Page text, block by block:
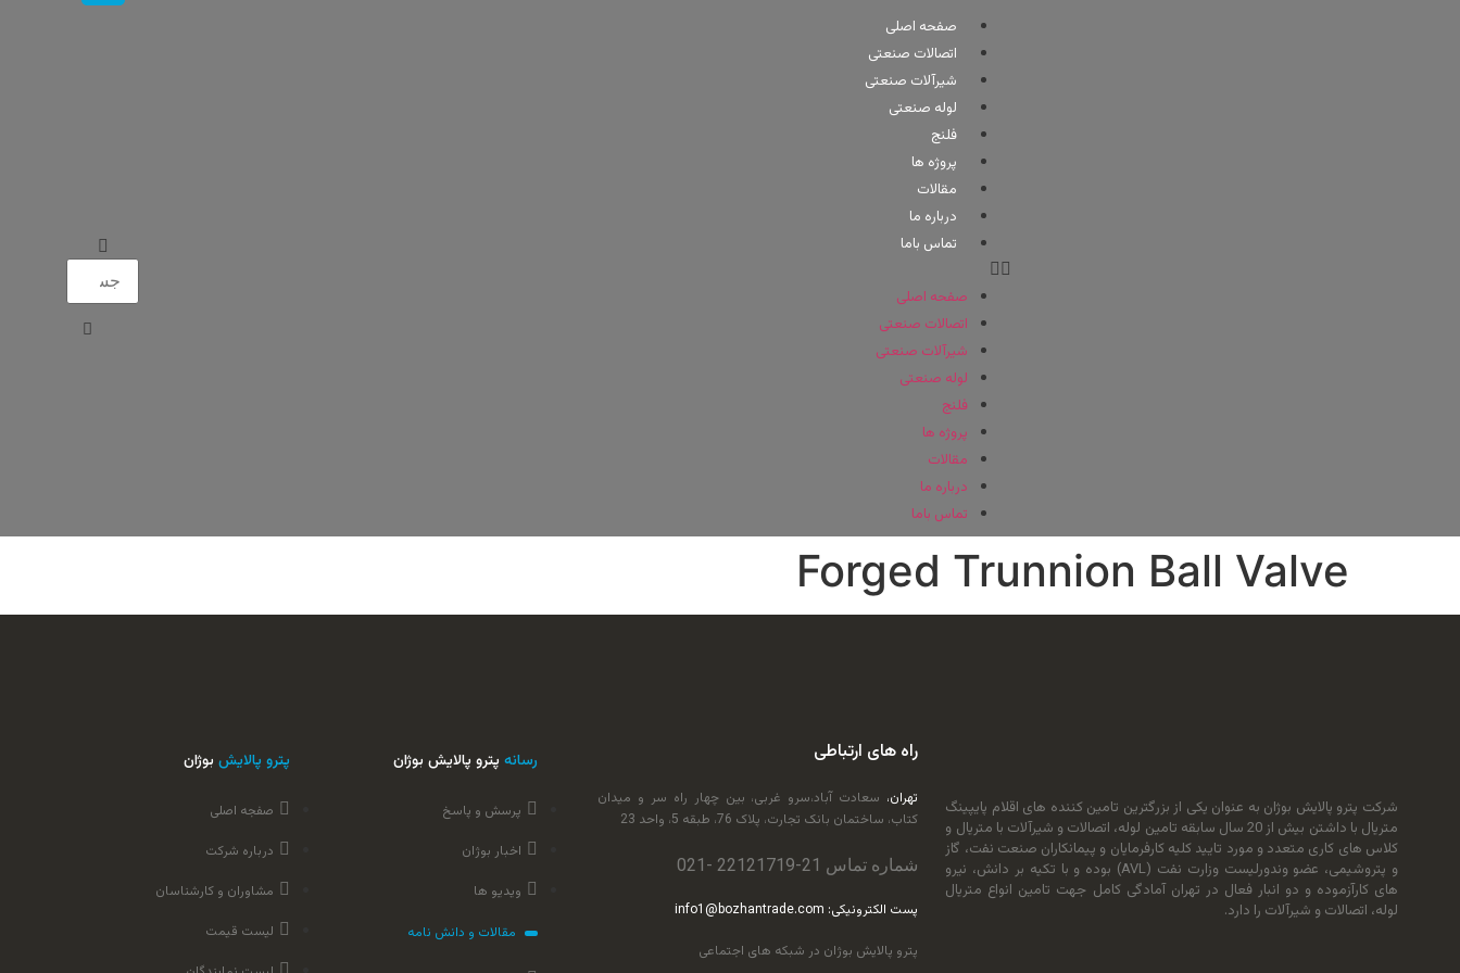
صفحه اصلی
اتصالات صنعتی
شیرآلات صنعتی
لوله صنعتی
فلنج
پروژه ها
مقالات
درباره ما
تماس باما
صفحه اصلی
اتصالات صنعتی
شیرآلات صنعتی
لوله صنعتی
فلنج
پروژه ها
مقالات
درباره ما
تماس باما
Forged Trunnion Ball Valve
شرکت پترو پالایش بوژان به عنوان یکی از بزرگترین تامین کننده های اقلام پایپینگ
متریال با داشتن بیش از 20 سال سابقه تامین لوله، اتصالات و شیرآلات با متریال و
کلاس های کاری متعدد و مورد تایید کلیه کارفرمایان و پیمانکاران صنعت نفت، گاز
و پتروشیمی، عضو وندورلیست وزارت نفت (AVL) بوده و با تکیه بر دانش، نیرو
های کارآزموده و دو انبار فعال در تهران آمادگی کامل جهت تامین انواع متریال
لوله، اتصالات و شیرآلات را دارد.
راه های ارتباطی
تهران، سعادت آباد،سرو غربی، بین چهار راه سر و میدان
کتاب، ساختمان بانک تجارت، پلاک 76، طبقه 5، واحد 23
شماره تماس 21- 22121719
-021
پست الکترونیکی: info1@bozhantrade.com
پترو پالایش بوژان در شبکه های اجتماعی
رسانه پترو پالایش بوژان
پرسش و پاسخ
اخبار بوژان
ویدیو ها
مقالات و دانش نامه
پترو پالایش بوژان
صفجه اصلی
درباره شرکت
مشاوران و کارشناسان
لیست قیمت